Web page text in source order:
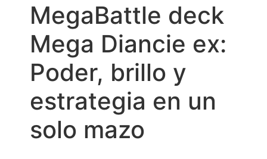
MegaBattle deck
Mega Diancie ex:
Poder, brillo y
estrategia en un
solo mazo